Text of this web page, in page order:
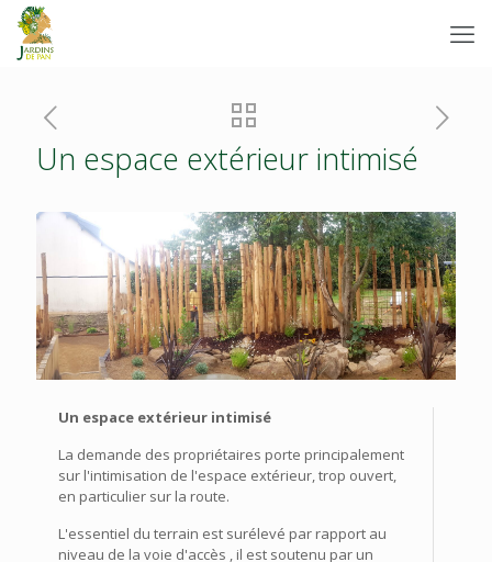
Un espace extérieur intimisé
Un espace extérieur intimisé
La demande des propriétaires porte principalement
sur l'intimisation de l'espace extérieur, trop ouvert,
en particulier sur la route.
L'essentiel du terrain est surélevé par rapport au
niveau de la voie d'accès , il est soutenu par un